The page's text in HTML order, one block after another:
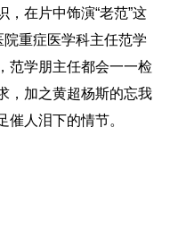
在片中饰演“老范”这
院重症医学科主任范学
范学朋主任都会一一检
，加之黄超杨斯的忘我
人泪下的情节。